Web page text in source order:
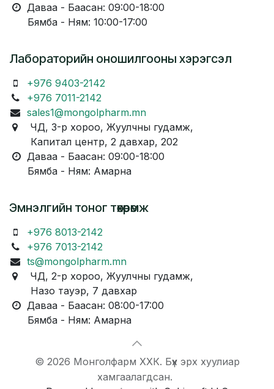
Даваа - Баасан: 09:00-18:00
Бямба - Ням: 10:00-17:00
Лабораторийн оношилгооны хэрэгсэл
+976 9403-2142
+976 7011-2142
sales1@mongolpharm.mn
ЧД, 3-р хороо, Жуулчны гудамж,
Капитал центр, 2 давхар, 202
Даваа - Баасан: 09:00-18:00
Бямба - Ням: Амарна
Эмнэлгийн тоног төхөөрөмж
+976 8013-2142
+976 7013-2142
ts@mongolpharm.mn
ЧД, 2-р хороо, Жуулчны гудамж,
Назо тауэр, 7 давхар
Даваа - Баасан: 08:00-17:00
Бямба - Ням: Амарна
© 2026 Монголфарм ХХК. Бүх эрх хуулиар
хамгаалагдсан.